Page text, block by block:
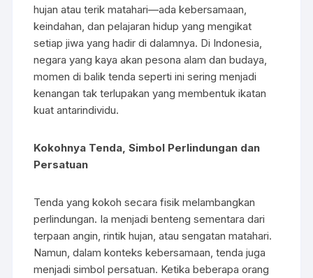
hujan atau terik matahari—ada kebersamaan,
keindahan, dan pelajaran hidup yang mengikat
setiap jiwa yang hadir di dalamnya. Di Indonesia,
negara yang kaya akan pesona alam dan budaya,
momen di balik tenda seperti ini sering menjadi
kenangan tak terlupakan yang membentuk ikatan
kuat antarindividu.
Kokohnya Tenda, Simbol Perlindungan dan
Persatuan
Tenda yang kokoh secara fisik melambangkan
perlindungan. Ia menjadi benteng sementara dari
terpaan angin, rintik hujan, atau sengatan matahari.
Namun, dalam konteks kebersamaan, tenda juga
menjadi simbol persatuan. Ketika beberapa orang